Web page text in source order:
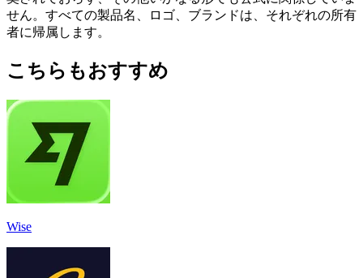
せん。すべての製品名、ロゴ、ブランドは、それぞれの所有
者に帰属します。
こちらもおすすめ
Wise